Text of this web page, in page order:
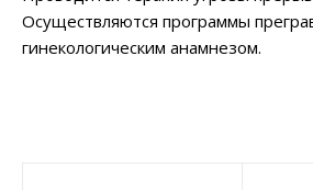
Осуществляются программы
гинекологическим анамнезом.